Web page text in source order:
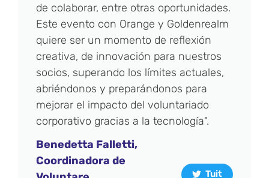
de colaborar, entre otras oportunidades.
Este evento con Orange y Goldenrealm
quiere ser un momento de reflexión
creativa, de innovación para nuestros
socios, superando los límites actuales,
abriéndonos y preparándonos para
mejorar el impacto del voluntariado
corporativo gracias a la tecnología".
Benedetta Falletti,
Coordinadora de
Tuit